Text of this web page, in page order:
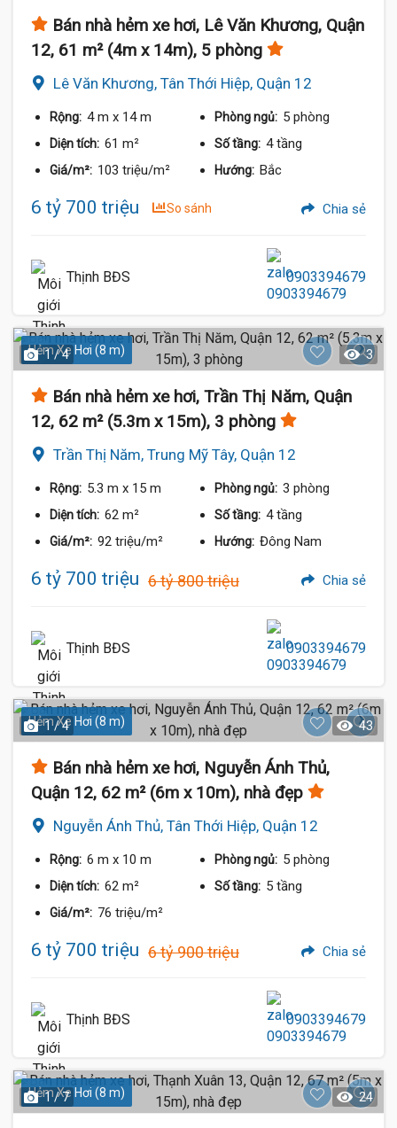
Bán nhà hẻm xe hơi, Lê Văn Khương, Quận
12, 61 m² (4m x 14m), 5 phòng
Lê Văn Khương, Tân Thới Hiệp, Quận 12
Rộng: 4 m x 14 m Phòng ngủ: 5 phòng
Diện tích: 61 m² Số tầng: 4 tầng
Giá/m²: 103 triệu/m² Hướng: Bắc
6 tỷ 700 triệu So sánh Chia sẻ
Thịnh BĐS 0903394679
Hẻm Xe Hơi (8 m)
1 / 4 3
Bán nhà hẻm xe hơi, Trần Thị Năm, Quận
12, 62 m² (5.3m x 15m), 3 phòng
Trần Thị Năm, Trung Mỹ Tây, Quận 12
Rộng: 5.3 m x 15 m Phòng ngủ: 3 phòng
Diện tích: 62 m² Số tầng: 4 tầng
Giá/m²: 92 triệu/m² Hướng: Đông Nam
6 tỷ 700 triệu 6 tỷ 800 triệu Chia sẻ
Thịnh BĐS 0903394679
Hẻm Xe Hơi (8 m)
1 / 4 43
Bán nhà hẻm xe hơi, Nguyễn Ánh Thủ,
Quận 12, 62 m² (6m x 10m), nhà đẹp
Nguyễn Ánh Thủ, Tân Thới Hiệp, Quận 12
Rộng: 6 m x 10 m Phòng ngủ: 5 phòng
Diện tích: 62 m² Số tầng: 5 tầng
Giá/m²: 76 triệu/m²
6 tỷ 700 triệu 6 tỷ 900 triệu Chia sẻ
Thịnh BĐS 0903394679
Hẻm Xe Hơi (8 m)
1 / 7 24